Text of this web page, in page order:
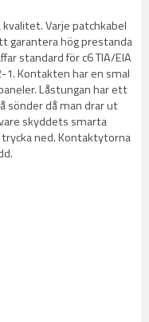
Varje patchkabel
garantera hög prestanda
standard för c6 TIA/EIA
1. Kontakten har en smal
Låstungan har ett
sönder då man drar ut
skyddets smarta
ned. Kontaktytorna